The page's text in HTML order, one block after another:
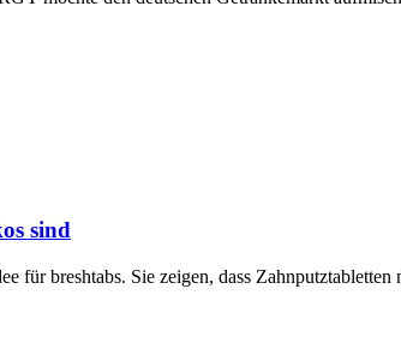
sind
für breshtabs. Sie zeigen, dass